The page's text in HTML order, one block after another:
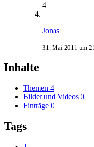
4
Jonas
31. Mai 2011 um
Inhalte
Themen 4
Bilder und Videos 0
Einträge 0
Tags